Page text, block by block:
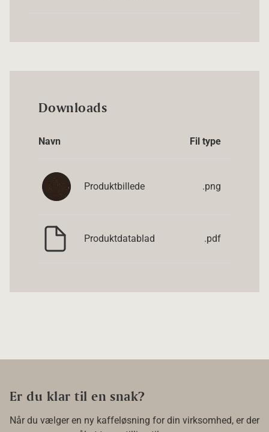
Downloads
Navn Fil type
Produktbillede .png
Produktdatablad .pdf
Er du klar til en snak?
Når du vælger en ny kaffeløsning for din virksomhed, er der